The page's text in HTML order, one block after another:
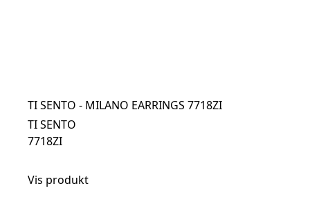
TI SENTO - MILANO EARRINGS 7718ZI
TI SENTO
7718ZI
Vis produkt